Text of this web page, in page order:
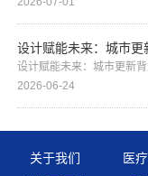
设计赋能未来：城市更
设计赋能未来：城市更新
2026-06-24
关于我们 医